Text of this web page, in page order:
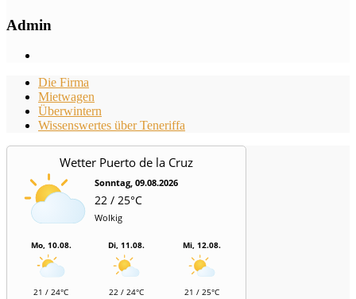
Admin
Die Firma
Mietwagen
Überwintern
Wissenswertes über Teneriffa
Wetter Puerto de la Cruz
Sonntag, 09.08.2026
22 / 25°C
Wolkig
Mo, 10.08.
21 / 24°C
Di, 11.08.
22 / 24°C
Mi, 12.08.
21 / 25°C